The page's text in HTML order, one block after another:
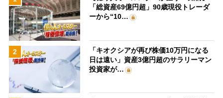
「総資産69億円超」90歳現役トレーダ
ーから“10…
2
「キオクシアが再び株価10万円になる
日は遠い」資産3億円超のサラリーマン
投資家が…